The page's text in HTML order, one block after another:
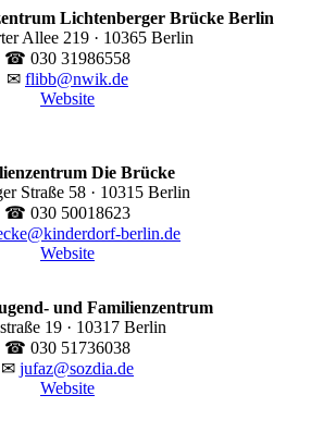
Lichtenberger Brücke Berlin
Allee 219 · 10365 Berlin
☎ 030 31986558
✉ flibb@nwik.de
Website
Die Brücke
Straße 58 · 10315 Berlin
☎ 030 50018623
berlin.de
Website
und Familienzentrum
19 · 10317 Berlin
☎ 030 51736038
✉ jufaz@sozdia.de
Website